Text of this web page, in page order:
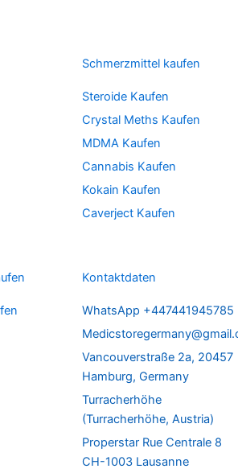
Schmerzmittel kaufen
Steroide Kaufen
Crystal Meths Kaufen
MDMA Kaufen
Cannabis Kaufen
Kokain Kaufen
Caverject Kaufen
Kontaktdaten
WhatsApp +447441945785
Vancouverstraße 2a, 20457
Hamburg, Germany
Turracherhöhe
(Turracherhöhe, Austria)
Properstar Rue Centrale 8
CH-1003 Lausanne